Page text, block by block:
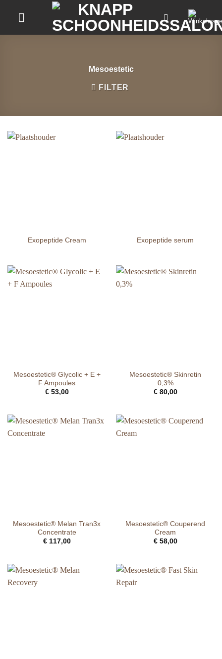
Mesoestetic
FILTER
Exopeptide Cream Exopeptide serum
Mesoestetic® Glycolic + E +
F Ampoules
€53,00
Mesoestetic® Skinretin
0,3%
€80,00
Mesoestetic® Melan Tran3x
Concentrate
€117,00
Mesoestetic® Couperend
Cream
€58,00